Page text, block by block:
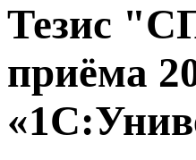
Тезис
приёма